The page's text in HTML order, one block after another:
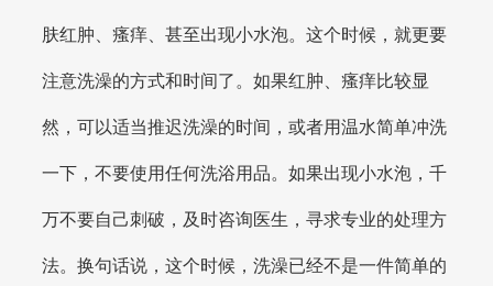
肤红肿、瘙痒、甚至出现小水泡。这个时候，就更要
注意洗澡的方式和时间了。如果红肿、瘙痒比较显
然，可以适当推迟洗澡的时间，或者用温水简单冲洗
一下，不要使用任何洗浴用品。如果出现小水泡，千
万不要自己刺破，及时咨询医生，寻求专业的处理方
法。换句话说，这个时候，洗澡已经不是一件简单的